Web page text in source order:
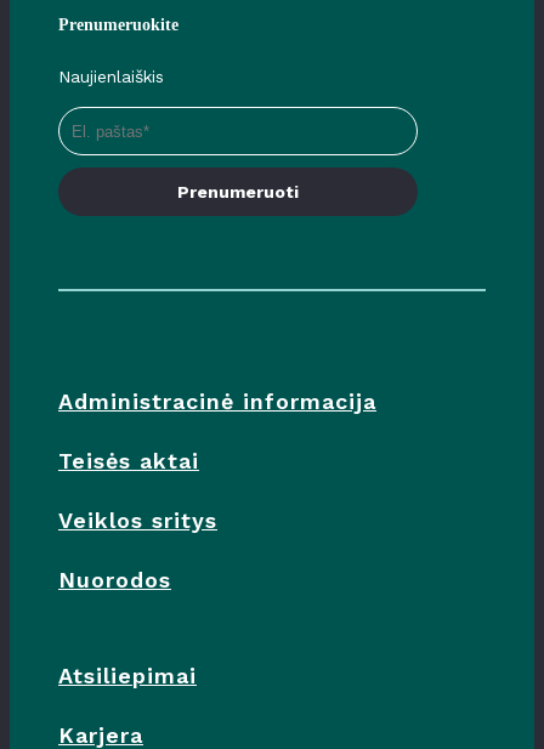
Prenumeruokite
Naujienlaiškis
Prenumeruoti
Administracinė informacija
Teisės aktai
Veiklos sritys
Nuorodos
Atsiliepimai
Karjera